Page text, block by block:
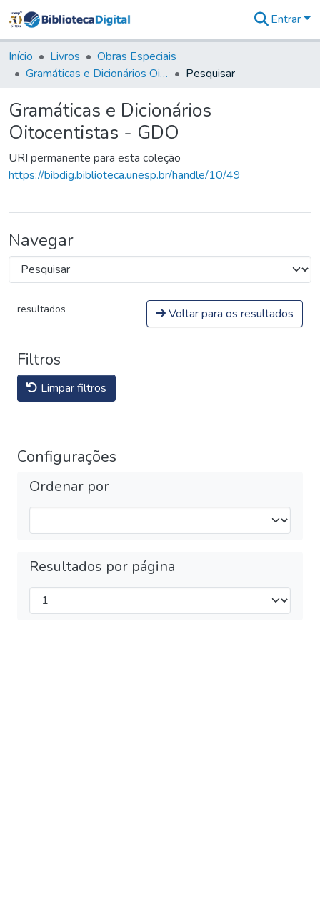
&
Coleções
Tudo na
Digital
Estatísticas
Entrar
Início Livros
Obras Especiais
Gramáticas e Dicionários Oitocentistas - GDO
Pesquisar
Gramáticas e Dicionários
Oitocentistas - GDO
URI permanente para esta coleção
https://bibdig.biblioteca.unesp.br/handle/10/49
Navegar
resultados Voltar para os resultados
Filtros
Limpar filtros
Configurações
Ordenar por
Resultados por página